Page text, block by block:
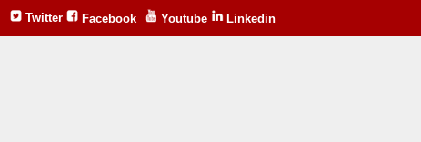
Twitter Facebook Youtube Linkedin